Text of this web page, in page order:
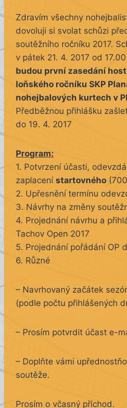
Zdravím všechny
dovoluji si svolat schůzi
soutěžního ročníku 2017.
v pátek 21. 4. 2017 od
budou první zasedání
loňského ročníku SKP
nohejbalových kurtech v
Předběžnou přihlášku
do 19. 4. 2017
Program:
1. Potvrzení účasti,
zaplacení startovného
2. Upřesnění termínu
3. Návrhy na změny
4. Projednání návrhu a
Tachov Open 2017
5. Projednání pořádání OP
6. Různé
– Navrhovaný začátek
(podle počtu přihlášených
– Prosím potvrdit účast e-
– Doplňte vámi
soutěže.
Prosím o včasný příchod.